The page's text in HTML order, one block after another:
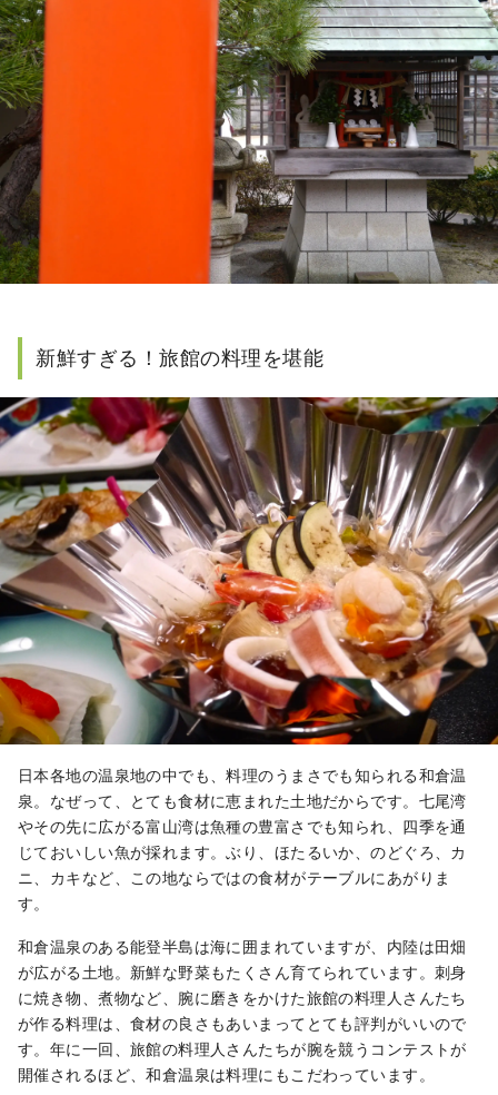
新鮮すぎる！旅館の料理を堪能
日本各地の温泉地の中でも、料理のうまさでも知られる和倉温
泉。なぜって、とても食材に恵まれた土地だからです。七尾湾
やその先に広がる富山湾は魚種の豊富さでも知られ、四季を通
じておいしい魚が採れます。ぶり、ほたるいか、のどぐろ、カ
ニ、カキなど、この地ならではの食材がテーブルにあがりま
す。
和倉温泉のある能登半島は海に囲まれていますが、内陸は田畑
が広がる土地。新鮮な野菜もたくさん育てられています。刺身
に焼き物、煮物など、腕に磨きをかけた旅館の料理人さんたち
が作る料理は、食材の良さもあいまってとても評判がいいので
す。年に一回、旅館の料理人さんたちが腕を競うコンテストが
開催されるほど、和倉温泉は料理にもこだわっています。